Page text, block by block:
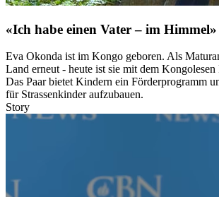
«Ich habe einen Vater – im Himmel»
Eva Okonda ist im Kongo geboren. Als
Land erneut - heute ist sie mit dem Kongolesen
Das Paar bietet Kindern ein Förderprogramm
für Strassenkinder aufzubauen.
Story